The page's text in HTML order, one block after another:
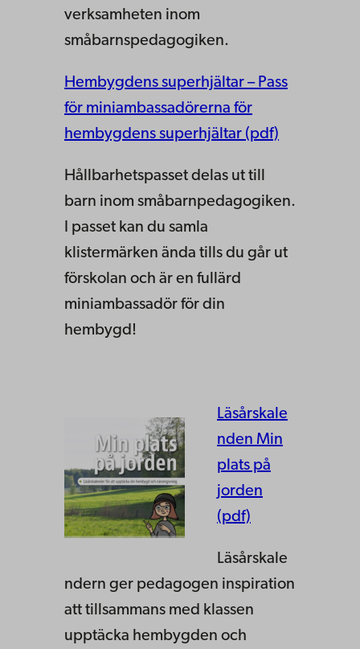
verksamheten inom
småbarnspedagogiken.
Hembygdens superhjältar – Pass
för miniambassadörerna för
hembygdens superhjältar (pdf)
Hållbarhetspasset delas ut till
barn inom småbarnpedagogiken.
I passet kan du samla
klistermärken ända tills du går ut
förskolan och är en fullärd
miniambassadör för din
hembygd!
Läsårskale
nden Min
plats på
jorden
(pdf)
Läsårskale
ndern ger pedagogen inspiration
att tillsammans med klassen
upptäcka hembygden och